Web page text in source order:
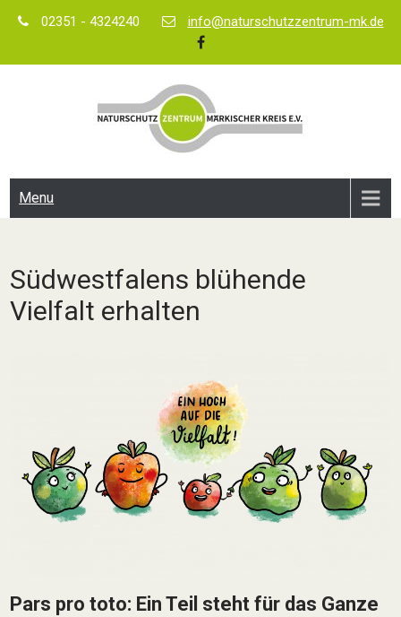
02351 - 4324240 info@naturschutzzentrum-mk.de
Menu
Südwestfalens blühende
Vielfalt erhalten
Pars pro toto: Ein Teil steht für das Ganze